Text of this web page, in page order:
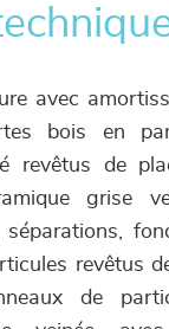
avec
bois en
revêtus de
grise
séparations,
revêtus
de